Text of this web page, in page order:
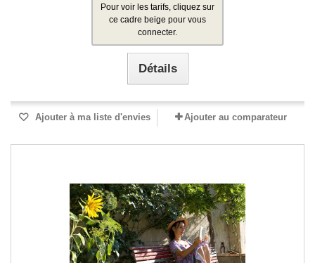
Pour voir les tarifs, cliquez sur
ce cadre beige pour vous
connecter.
Détails
Ajouter à ma liste d'envies Ajouter au comparateur